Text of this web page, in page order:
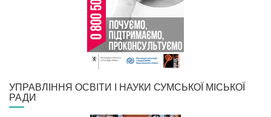
УПРАВЛІННЯ ОСВІТИ І НАУКИ СУМСЬКОЇ МІСЬКОЇ
РАДИ